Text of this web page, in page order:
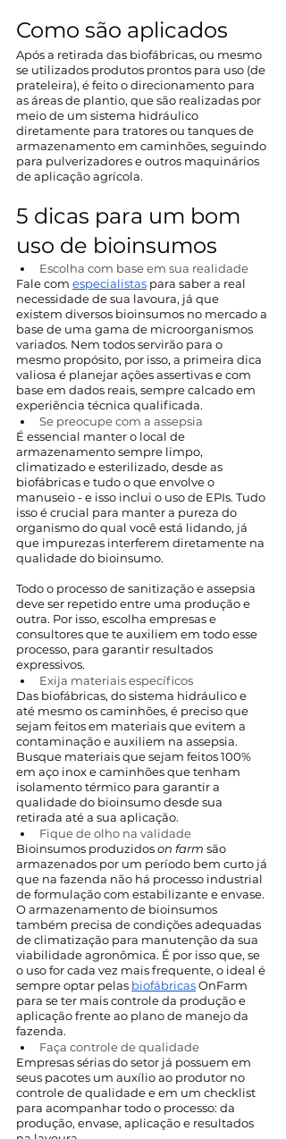
Como são aplicados
Após a retirada das biofábricas, ou mesmo
se utilizados produtos prontos para uso (de
prateleira), é feito o direcionamento para
as áreas de plantio, que são realizadas por
meio de um sistema hidráulico
diretamente para tratores ou tanques de
armazenamento em caminhões, seguindo
para pulverizadores e outros maquinários
de aplicação agrícola.
5 dicas para um bom
uso de bioinsumos
Escolha com base em sua realidade
Fale com especialistas para saber a real
necessidade de sua lavoura, já que
existem diversos bioinsumos no mercado a
base de uma gama de microorganismos
variados. Nem todos servirão para o
mesmo propósito, por isso, a primeira dica
valiosa é planejar ações assertivas e com
base em dados reais, sempre calcado em
experiência técnica qualificada.
Se preocupe com a assepsia
É essencial manter o local de
armazenamento sempre limpo,
climatizado e esterilizado, desde as
biofábricas e tudo o que envolve o
manuseio - e isso inclui o uso de EPIs. Tudo
isso é crucial para manter a pureza do
organismo do qual você está lidando, já
que impurezas interferem diretamente na
qualidade do bioinsumo.
Todo o processo de sanitização e assepsia
deve ser repetido entre uma produção e
outra. Por isso, escolha empresas e
consultores que te auxiliem em todo esse
processo, para garantir resultados
expressivos.
Exija materiais específicos
Das biofábricas, do sistema hidráulico e
até mesmo os caminhões, é preciso que
sejam feitos em materiais que evitem a
contaminação e auxiliem na assepsia.
Busque materiais que sejam feitos 100%
em aço inox e caminhões que tenham
isolamento térmico para garantir a
qualidade do bioinsumo desde sua
retirada até a sua aplicação.
Fique de olho na validade
Bioinsumos produzidos on farm são
armazenados por um período bem curto já
que na fazenda não há processo industrial
de formulação com estabilizante e envase.
O armazenamento de bioinsumos
também precisa de condições adequadas
de climatização para manutenção da sua
viabilidade agronômica. É por isso que, se
o uso for cada vez mais frequente, o ideal é
sempre optar pelas biofábricas OnFarm
para se ter mais controle da produção e
aplicação frente ao plano de manejo da
fazenda.
Faça controle de qualidade
Empresas sérias do setor já possuem em
seus pacotes um auxílio ao produtor no
controle de qualidade e em um checklist
para acompanhar todo o processo: da
produção, envase, aplicação e resultados